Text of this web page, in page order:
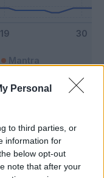
Personal
to third parties, or
information for
below opt-out
note that after your
Mantra
6 - 15